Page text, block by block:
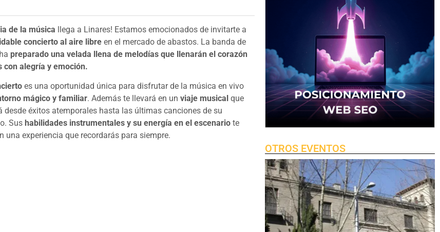
de la música llega a Linares! Estamos emocionados de invitarte a
concierto al aire libre en el mercado de abastos. La banda de
preparado una velada llena de melodías que llenarán el corazón
con alegría y emoción.
es una oportunidad única para disfrutar de la música en vivo
mágico y familiar. Además te llevará en unviaje musical que
desde éxitos atemporales hasta las últimas canciones de su
Sushabilidades instrumentales y su energía en el escenario te
una experiencia que recordarás para siempre.
OTROS EVENTOS